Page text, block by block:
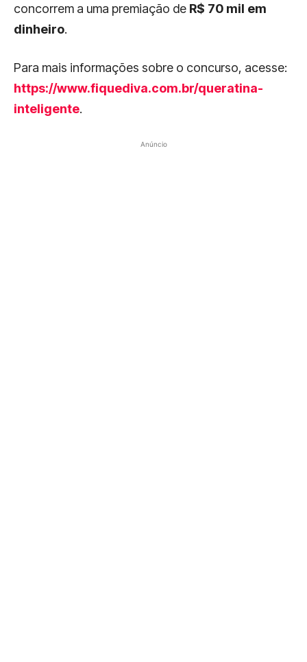
concorrem a uma premiação de R$ 70 mil em
dinheiro.
Para mais informações sobre o concurso, acesse:
https://www.fiquediva.com.br/queratina-
inteligente.
Anúncio